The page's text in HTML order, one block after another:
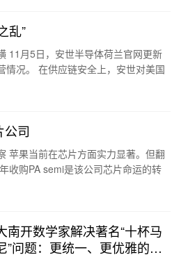
乱”
11月5日，安世半导体荷兰官网更新
情况。 在供应链安全上，安世对美国
公司
苹果当前在芯片方面实力显著。但翻
收购PA semi是该公司芯片命运的转
南开数学家解决著名“十杯马
”问题：更统一、更优雅的证